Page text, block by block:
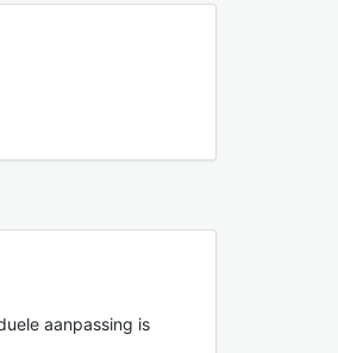
aanpassing is